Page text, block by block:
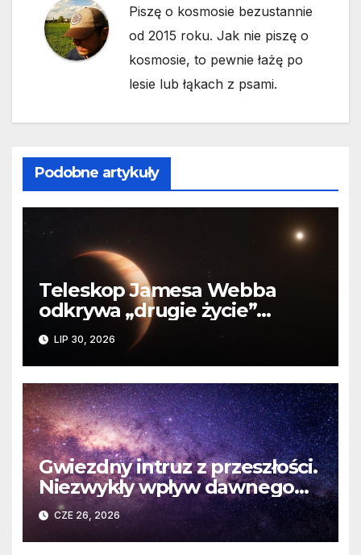
Piszę o kosmosie bezustannie
od 2015 roku. Jak nie piszę o
kosmosie, to pewnie łażę po
lesie lub łąkach z psami.
Podobne artykuły
Teleskop Jamesa Webba
odkrywa „drugie życie”
planety krążącej wokół
martwej gwiazdy
LIP 30, 2026
Gwiezdny intruz z przeszłości.
Niezwykły wpływ dawnego
spotkania na komety Układu
Słonecznego
CZE 26, 2026